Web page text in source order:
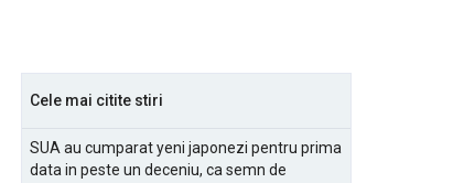
Cele mai citite stiri
SUA au cumparat yeni japonezi pentru prima
data in peste un deceniu, ca semn de